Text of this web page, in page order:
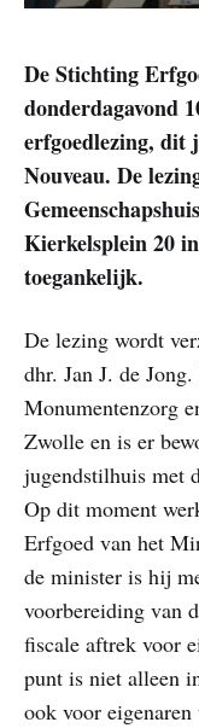
De Stichting
donderdagavond
erfgoedlezing, dit
Nouveau. De
Kierkelsplein 20
toegankelijk.
De lezing wordt
dhr. Jan J. de
Monumentenzorg
Zwolle en is er
jugendstilhuis met
Op dit moment
Erfgoed van het
de minister is hij
voorbereiding van
fiscale aftrek voor
punt is niet alleen
ook voor